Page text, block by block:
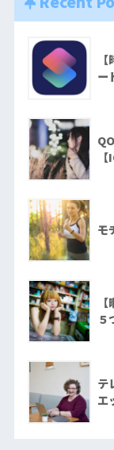
ー
モ
５
テ
エ